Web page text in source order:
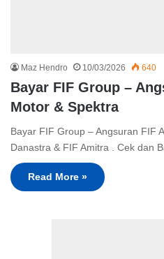
Maz Hendro 10/03/2026 640
Bayar FIF Group –
Motor & Spektra
Bayar FIF Group – Angsuran FIF
Danastra & FIF Amitra . Cek dan
Read More »